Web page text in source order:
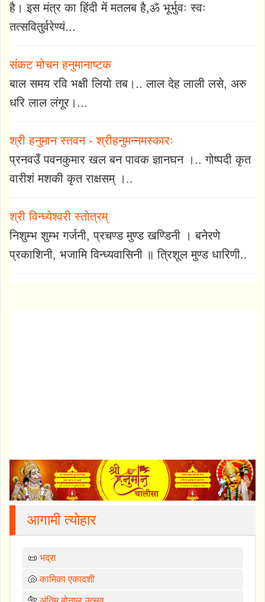
है। इस मंत्र का हिंदी में मतलब है,ॐ भूर्भुवः स्वः
तत्सवितुर्वरेण्यं...
संकट मोचन हनुमानाष्टक
बाल समय रवि भक्षी लियो तब।.. लाल देह लाली लसे, अरु
धरि लाल लंगूर।...
श्री हनुमान स्तवन - श्रीहनुमन्नमस्कारः
प्रनवउँ पवनकुमार खल बन पावक ज्ञानघन ।.. गोष्पदी कृत
वारीशं मशकी कृत राक्षसम् ।..
श्री विन्ध्येश्वरी स्तोत्रम्
निशुम्भ शुम्भ गर्जनी, प्रचण्ड मुण्ड खण्डिनी । बनेरणे
प्रकाशिनी, भजामि विन्ध्यवासिनी ॥ त्रिशूल मुण्ड धारिणी..
आगामी त्योहार
📜 भद्रा
🐚कामिका एकादशी